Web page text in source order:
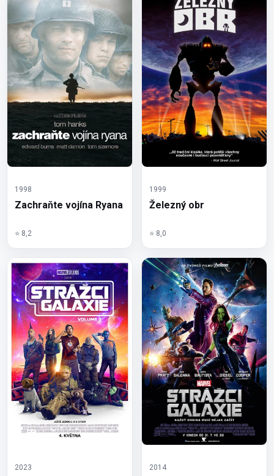
1998
Zachraňte vojína Ryana
⭐ 8,2
1999
Železný obr
⭐ 8,0
2023 2014